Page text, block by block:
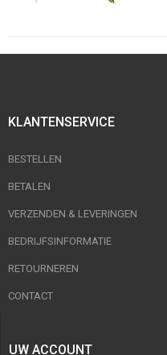
KLANTENSERVICE
BESTELLEN
BETALEN
VERZENDEN & LEVERINGEN
BEDRIJFSINFORMATIE
RETOURNEREN
CONTACT
UW ACCOUNT